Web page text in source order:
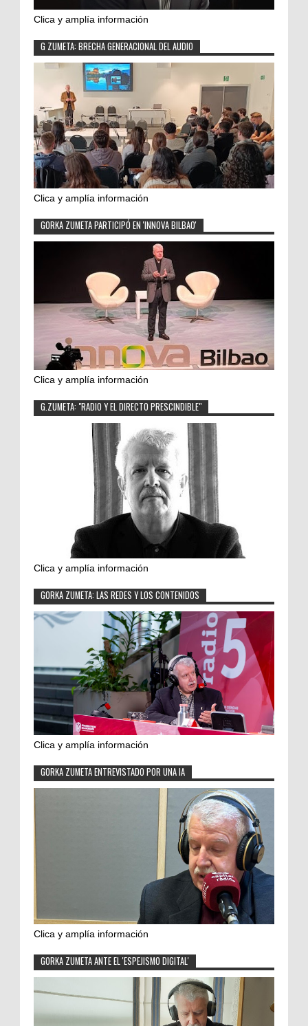
Clica y amplía información
G ZUMETA: BRECHA GENERACIONAL DEL AUDIO
Clica y amplía información
GORKA ZUMETA PARTICIPÓ EN 'INNOVA BILBAO'
Clica y amplía información
G.ZUMETA: "RADIO Y EL DIRECTO PRESCINDIBLE"
Clica y amplía información
GORKA ZUMETA: LAS REDES Y LOS CONTENIDOS
Clica y amplía información
GORKA ZUMETA ENTREVISTADO POR UNA IA
Clica y amplía información
GORKA ZUMETA ANTE EL 'ESPEJISMO DIGITAL'